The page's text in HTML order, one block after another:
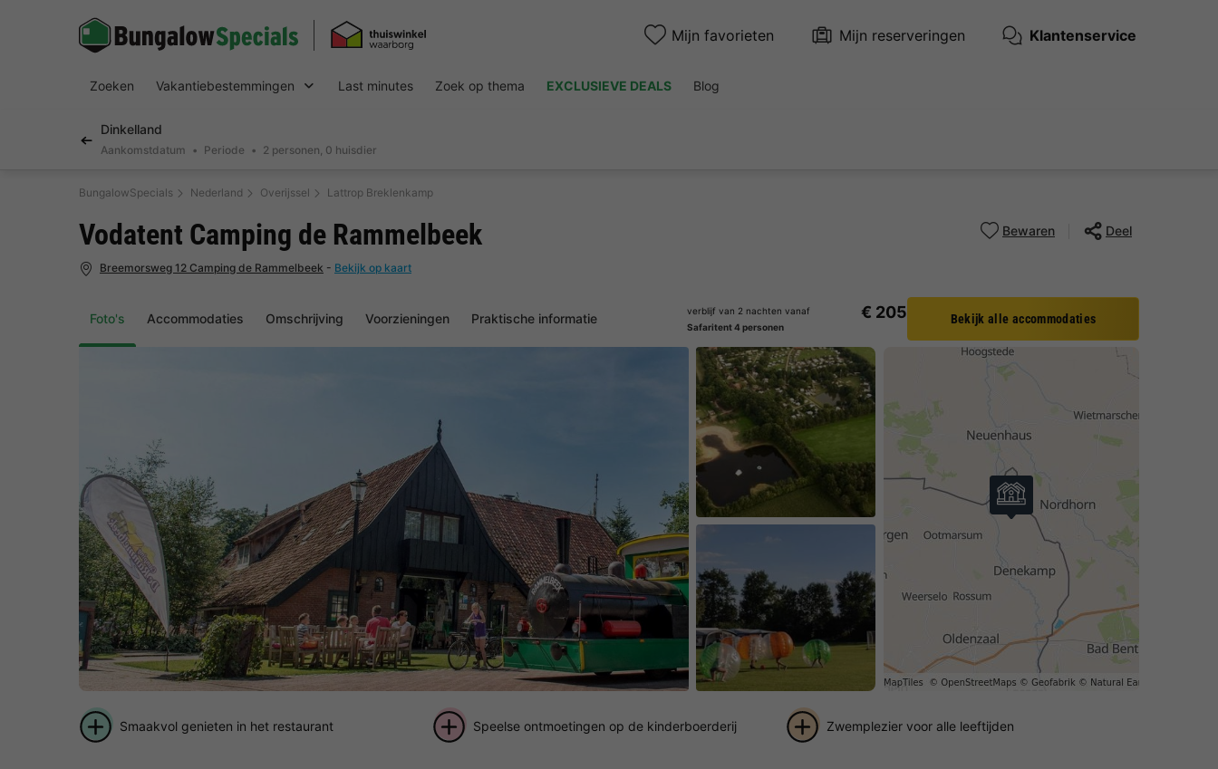
Mijn favorieten Mijn reserveringen Klantenservice
Zoeken Vakantiebestemmingen Last minutes Zoek op thema EXCLUSIEVE DEALS Blog
Dinkelland
Aankomstdatum Periode 2 personen, 0 huisdier
BungalowSpecials Nederland Overijssel Lattrop Breklenkamp
Foto's Accommodaties Omschrijving Voorzieningen Praktische informatie
verblijf van 2 nachten vanaf
Safaritent 4 personen
€ 205 Bekijk alle accommodaties
Vodatent Camping de Rammelbeek Bewaren Deel
Breemorsweg 12 Camping de Rammelbeek - Bekijk op kaart
Smaakvol genieten in het restaurant Speelse ontmoetingen op de kinderboerderij Zwemplezier voor alle leeftijden